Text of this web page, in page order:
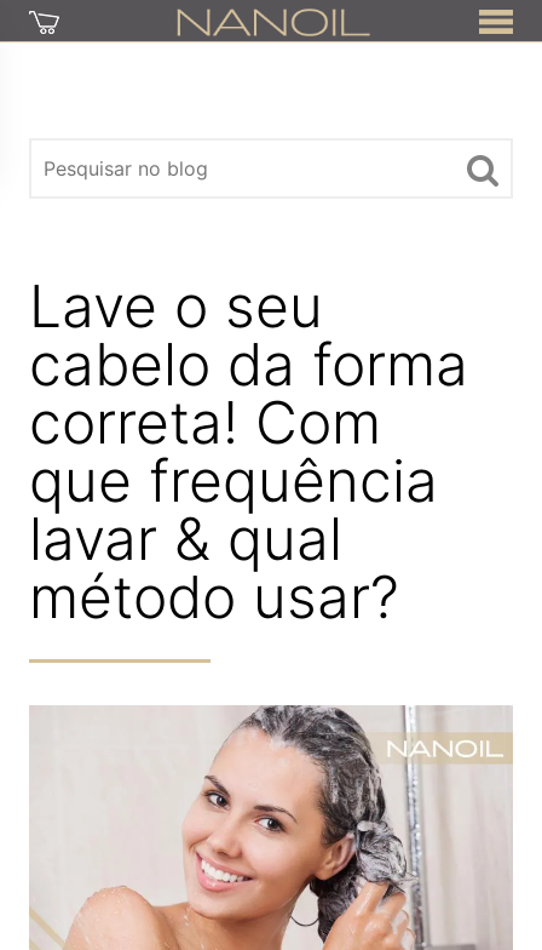
Lave o seu
cabelo da forma
correta! Com
que frequência
lavar & qual
método usar?